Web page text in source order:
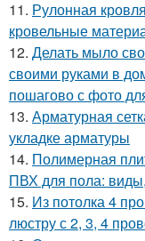
11. Рулонная
кровельные
12. Делать мыло
своими руками в
пошагово с фото
13. Арматурная
укладке арматуры
14. Полимерная
ПВХ для пола:
15. Из потолка 4
люстру с 2, 3, 4